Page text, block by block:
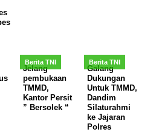
Berita TNI
Jelang
pembukaan
TMMD,
Kantor Persit
” Bersolek “
Berita TNI
Galang
Dukungan
Untuk TMMD,
Dandim
Silaturahmi
ke Jajaran
Polres